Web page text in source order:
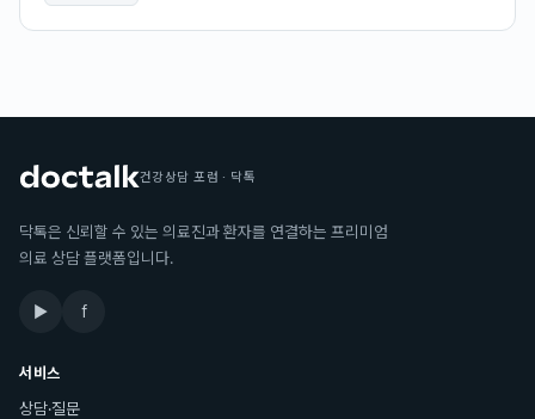
건강상담 포럼 · 닥톡
닥톡은 신뢰할 수 있는 의료진과 환자를 연결하는 프리미엄
의료 상담 플랫폼입니다.
▶ f
서비스
상담·질문